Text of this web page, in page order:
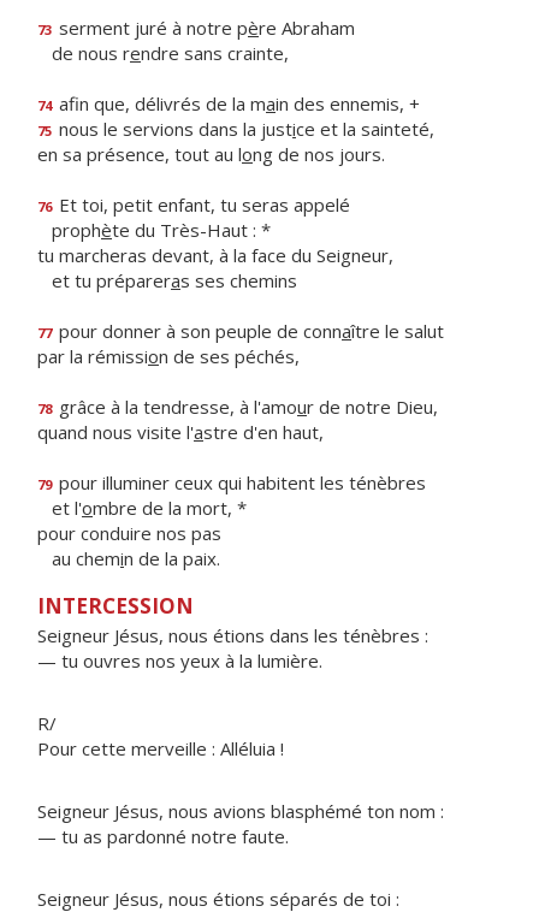
73 serment juré à notre père Abraham
de nous rendre sans crainte,
74 afin que, délivrés de la main des ennemis, +
75 nous le servions dans la justice et la sainteté,
en sa présence, tout au long de nos jours.
76 Et toi, petit enfant, tu seras appelé
prophète du Très-Haut : *
tu marcheras devant, à la face du Seigneur,
et tu prépareras ses chemins
77 pour donner à son peuple de connaître le salut
par la rémission de ses péchés,
78 grâce à la tendresse, à l'amour de notre Dieu,
quand nous visite l'astre d'en haut,
79 pour illuminer ceux qui habitent les ténèbres
et l'ombre de la mort, *
pour conduire nos pas
au chemin de la paix.
INTERCESSION
Seigneur Jésus, nous étions dans les ténèbres :
— tu ouvres nos yeux à la lumière.
R/
Pour cette merveille : Alléluia !
Seigneur Jésus, nous avions blasphémé ton nom :
— tu as pardonné notre faute.
Seigneur Jésus, nous étions séparés de toi :